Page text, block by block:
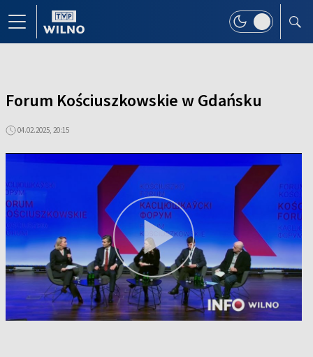
Forum Kościuszkowskie w Gdańsku
04.02.2025, 20:15